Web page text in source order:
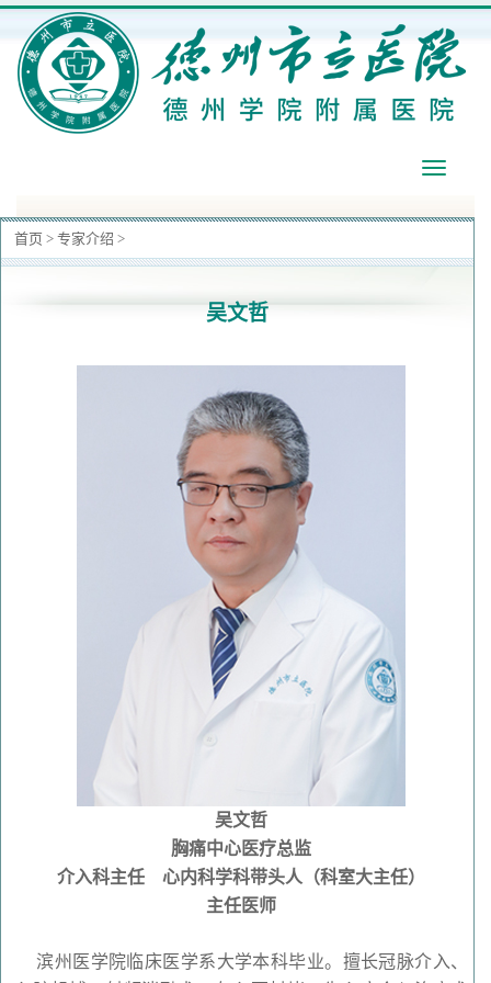
导
首页 > 专家介绍 >
​吴文哲
吴文哲
胸痛中心医疗总监
介入科主任 心内科学科带头人（科室大主任）
主任医师
滨州医学院临床医学系大学本科毕业。擅长冠脉介入、